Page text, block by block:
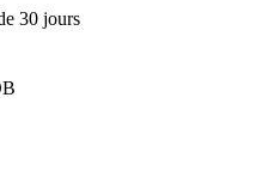
30 jours